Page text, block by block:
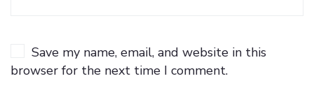
Save my name, email, and website in this
browser for the next time I comment.